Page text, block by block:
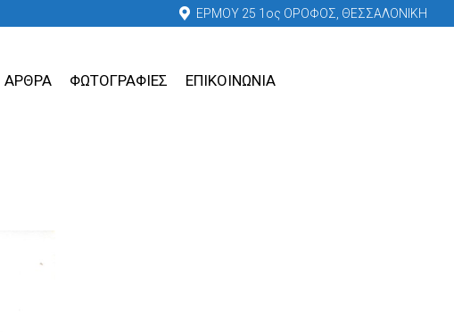
ΕΡΜΟΥ 25 1ος ΟΡΟΦΟΣ, ΘΕΣΣΑΛΟΝΙΚΗ
ΑΡΘΡΑ ΦΩΤΟΓΡΑΦΙΕΣ ΕΠΙΚΟΙΝΩΝΙΑ